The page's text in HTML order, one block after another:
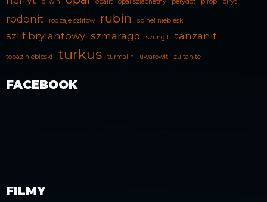
rodonit rodzaje szlifów rubin spinel niebieski
szlif brylantowy szmaragd szungit tanzanit
topaz niebieski turkus turmalin uwarowit zultanite
FACEBOOK
FILMY